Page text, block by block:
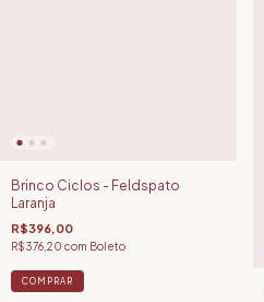
Brinco Ciclos - Feldspato
Laranja
R$396,00
R$376,20 com Boleto
COMPRAR